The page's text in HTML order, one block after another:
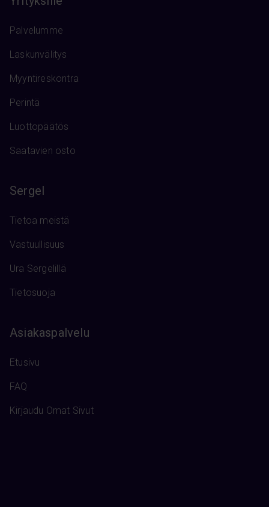
Palvelumme
Laskunvälitys
Myyntireskontra
Perintä
Luottopäätös
Saatavien osto
Sergel
Tietoa meistä
Vastuullisuus
Ura Sergelillä
Tietosuoja
Asiakaspalvelu
Etusivu
FAQ
Kirjaudu Omat Sivut